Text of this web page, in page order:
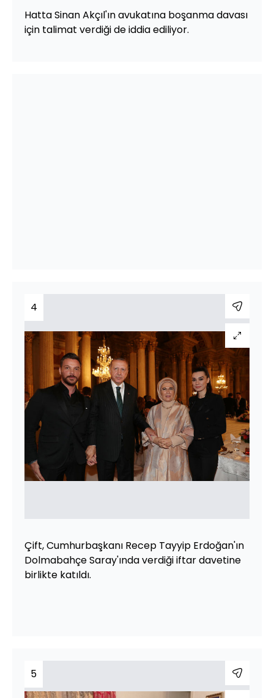
Hatta Sinan Akçıl'ın avukatına boşanma davası
için talimat verdiği de iddia ediliyor.
4
Çift, Cumhurbaşkanı Recep Tayyip Erdoğan'ın
Dolmabahçe Saray'ında verdiği iftar davetine
birlikte katıldı.
5